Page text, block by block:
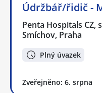
Údržbář/řidič -
Penta Hospitals CZ,
Smíchov, Praha
Plný úvazek
Zveřejněno: 6. srpna